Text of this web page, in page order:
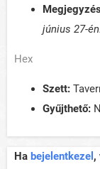
június 27-
Hex
Szett:
Gyűjthető:
Ha bejelentkezel ,